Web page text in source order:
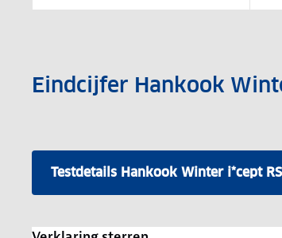
Eindcijfer Hankook
Testdetails Hankook Winter i*cept